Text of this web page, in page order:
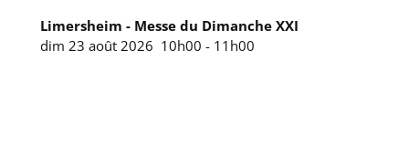
Limersheim - Messe du Dimanche XXI
dim 23 août 2026 10h00 - 11h00